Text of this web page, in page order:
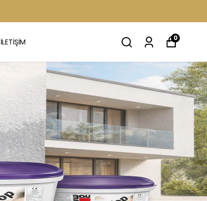
İLETİŞİM 0